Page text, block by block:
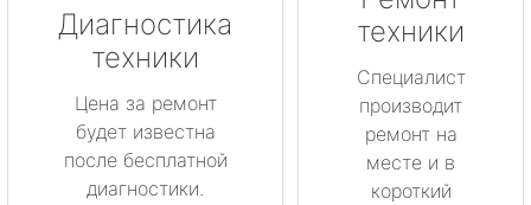
Диагностика
техники
Цена за ремонт
будет известна
после бесплатной
диагностики.
техники
Специалист
производит
ремонт на
месте и в
короткий